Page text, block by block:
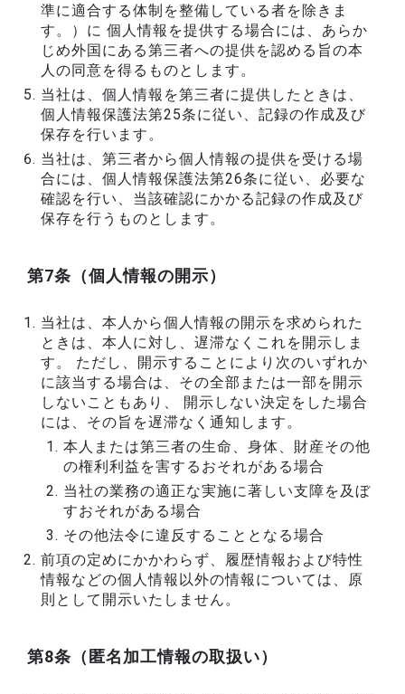
準に適合する体制を整備している者を除きま
す。）に 個人情報を提供する場合には、あらか
じめ外国にある第三者への提供を認める旨の本
人の同意を得るものとします。
当社は、個人情報を第三者に提供したときは、
個人情報保護法第25条に従い、記録の作成及び
保存を行います。
当社は、第三者から個人情報の提供を受ける場
合には、個人情報保護法第26条に従い、必要な
確認を行い、当該確認にかかる記録の作成及び
保存を行うものとします。
第7条（個人情報の開示）
当社は、本人から個人情報の開示を求められた
ときは、本人に対し、遅滞なくこれを開示しま
す。 ただし、開示することにより次のいずれか
に該当する場合は、その全部または一部を開示
しないこともあり、 開示しない決定をした場合
には、その旨を遅滞なく通知します。
本人または第三者の生命、身体、財産その他
の権利利益を害するおそれがある場合
当社の業務の適正な実施に著しい支障を及ぼ
すおそれがある場合
その他法令に違反することとなる場合
前項の定めにかかわらず、履歴情報および特性
情報などの個人情報以外の情報については、原
則として開示いたしません。
第8条（匿名加工情報の取扱い）